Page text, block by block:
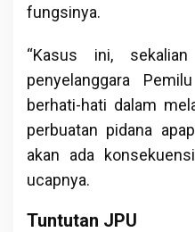
fungsinya.
“Kasus ini,
penyelanggara
berhati-hati dalam
perbuatan pidana
akan ada
ucapnya.
Tuntutan JPU